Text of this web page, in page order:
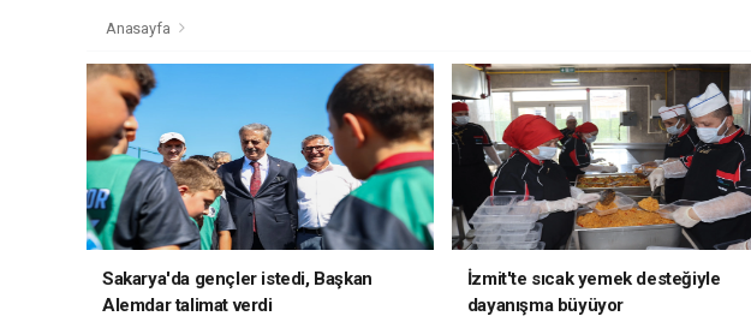
Anasayfa
Sakarya'da gençler istedi, Başkan
Alemdar talimat verdi
İzmit'te sıcak yemek desteğiyle
dayanışma büyüyor